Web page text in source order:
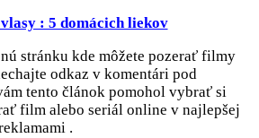
: 5 domácich liekov
stránku kde môžete pozerať filmy
odkaz v komentári pod
tento článok pomohol vybrať si
film alebo seriál online v najlepšej
.